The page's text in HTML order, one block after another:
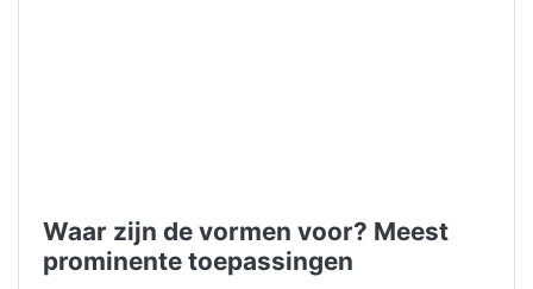
Waar zijn de vormen voor? Meest
prominente toepassingen